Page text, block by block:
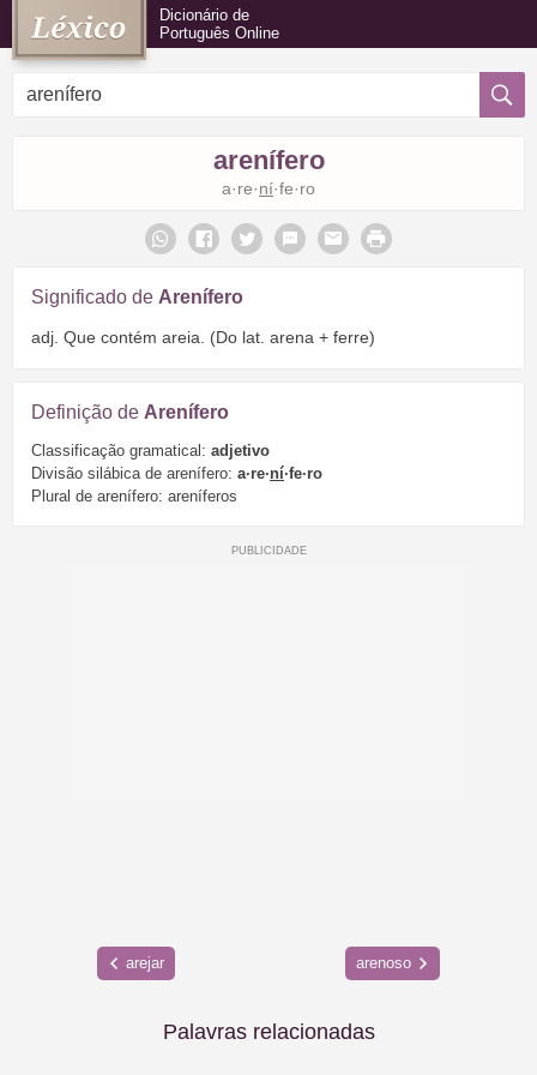
Dicionário de
Português Online
arenífero
a·re·ní·fe·ro
Significado de Arenífero
adj. Que contém areia. (Do lat. arena + ferre)
Definição de Arenífero
Classificação gramatical: adjetivo
Divisão silábica de arenífero: a·re·ní·fe·ro
Plural de arenífero: areníferos
arejar arenoso
Palavras relacionadas